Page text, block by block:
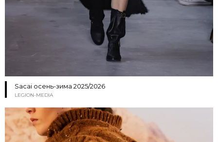
Sacai осень-зима 2025/2026
LEGION-MEDIA